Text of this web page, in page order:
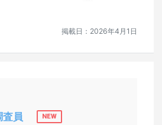
掲載日： 2026年4月1日
査員 NEW